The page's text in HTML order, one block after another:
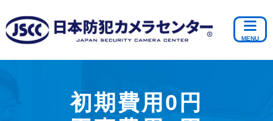
初期費用0円